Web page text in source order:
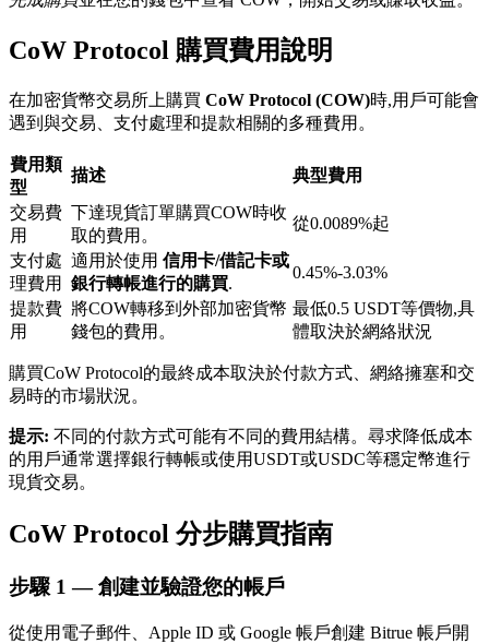
鎖倉BTR
輕鬆獲得多重福利
借貸寶
借貸數字貨幣，及時且安全的服務
CoW Protocol 購買費用說明
在加密貨幣交易所上購買 CoW Protocol (COW)時,用戶可能會
遇到與交易、支付處理和提款相關的多種費用。
費用類
型
描述
典型費用
交易費
用
下達現貨訂單購買COW時收
取的費用。
從0.0089%起
支付處
理費用
適用於使用 信用卡/借記卡或
銀行轉帳進行的購買.
0.45%-3.03%
提款費
用
將COW轉移到外部加密貨幣
錢包的費用。
最低0.5 USDT等價物,具
體取決於網絡狀況
購買CoW Protocol的最終成本取決於付款方式、網絡擁塞和交
易時的市場狀況。
提示: 不同的付款方式可能有不同的費用結構。尋求降低成本
的用戶通常選擇銀行轉帳或使用USDT或USDC等穩定幣進行
現貨交易。
CoW Protocol 分步購買指南
步驟 1 —創建並驗證您的帳戶
從使用電子郵件、Apple ID 或 Google 帳戶創建 Bitrue 帳戶開